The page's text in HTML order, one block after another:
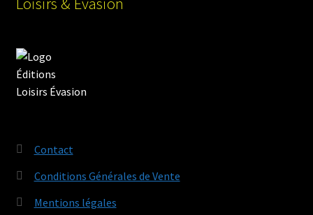
Contact
Conditions Générales de Vente
Mentions légales